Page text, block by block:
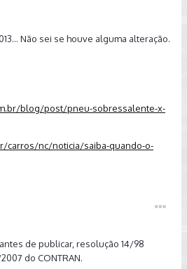
Não sei se houve alguma alteração.
blog/post/pneu-sobressalente-x-
carros/nc/noticia/saiba-quando-o-
de publicar, resolução 14/98
do CONTRAN.